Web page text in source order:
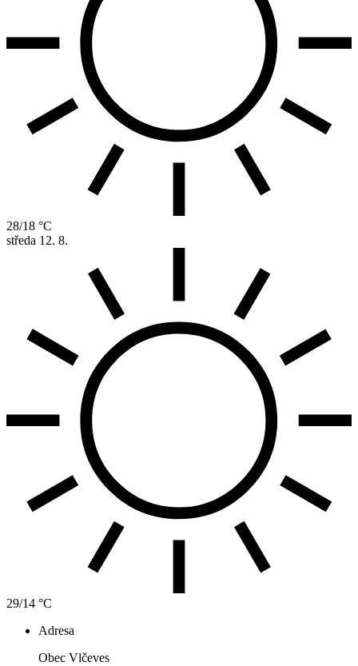
28/18 °C
středa 12. 8.
29/14 °C
Adresa
Obec Vlčeves